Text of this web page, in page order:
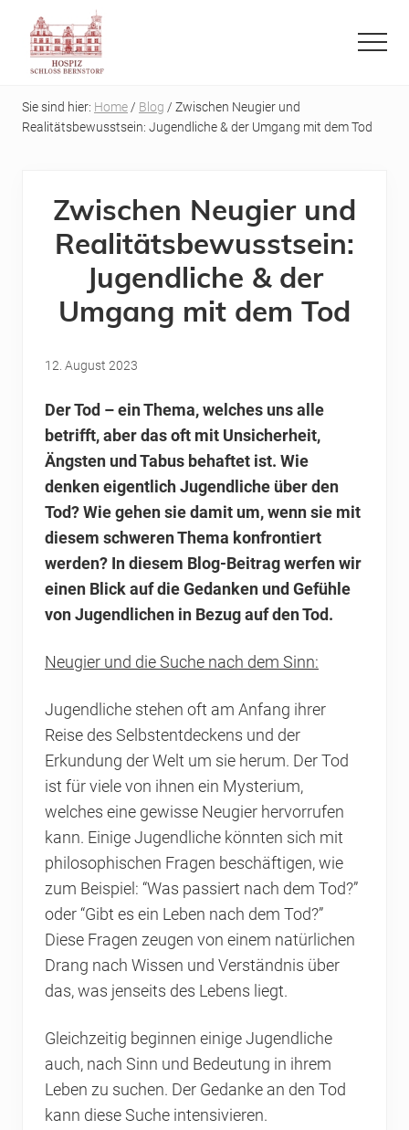
Menu
main
primary
auf
der
Menu
Sie sind hier: Home / Blog / Zwischen Neugier und
Realitätsbewusstsein: Jugendliche & der Umgang mit dem Tod
Zwischen Neugier und
Realitätsbewusstsein:
Jugendliche & der
Umgang mit dem Tod
12. August 2023
Der Tod – ein Thema, welches uns alle
betrifft, aber das oft mit Unsicherheit,
Ängsten und Tabus behaftet ist. Wie
denken eigentlich Jugendliche über den
Tod? Wie gehen sie damit um, wenn sie mit
diesem schweren Thema konfrontiert
werden? In diesem Blog-Beitrag werfen wir
einen Blick auf die Gedanken und Gefühle
von Jugendlichen in Bezug auf den Tod.
Neugier und die Suche nach dem Sinn:
Jugendliche stehen oft am Anfang ihrer
Reise des Selbstentdeckens und der
Erkundung der Welt um sie herum. Der Tod
ist für viele von ihnen ein Mysterium,
welches eine gewisse Neugier hervorrufen
kann. Einige Jugendliche könnten sich mit
philosophischen Fragen beschäftigen, wie
zum Beispiel: “Was passiert nach dem Tod?”
oder “Gibt es ein Leben nach dem Tod?”
Diese Fragen zeugen von einem natürlichen
Drang nach Wissen und Verständnis über
das, was jenseits des Lebens liegt.
Gleichzeitig beginnen einige Jugendliche
auch, nach Sinn und Bedeutung in ihrem
Leben zu suchen. Der Gedanke an den Tod
kann diese Suche intensivieren.